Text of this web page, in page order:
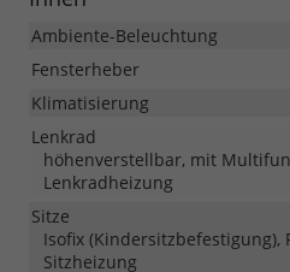
Ambiente-Beleuchtung
Fensterheber
Klimatisierung
Lenkrad
höhenverstellbar, mit
Lenkradheizung
Sitze
Isofix
Sitzheizung